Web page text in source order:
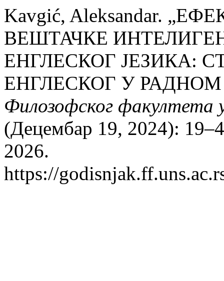
Kavgić, Aleksandar.
ВЕШТАЧКЕ
ЕНГЛЕСКОГ ЈЕЗИКА:
ЕНГЛЕСКОГ У
Филозофског факултета
(Децембар 19, 2024):
2026.
https://